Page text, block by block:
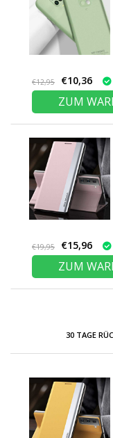
€12,95 €10,36
ZUM
€19,95 €15,96
ZUM